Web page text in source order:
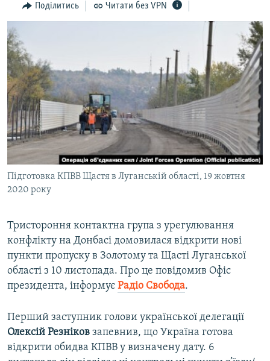
пошукуІНТЕРВ'Ю
ВСЕ ЗА ДЕНЬ
СПЕЦПРОЕКТИ
ДЕПОРТАЦІЯ
ВІДЕОУРОКИ «ELIFBE»
СВІДЧЕННЯ ОКУПАЦІЇ
УКРАЇНСЬКА ПРОБЛЕМА КРИМУ
ІНФОГРАФІКА
ЯК ОБІЙТИ БЛОКУВАННЯ
Русский
Qırımtatar
ДОЛУЧАЙСЯ!
Поділитись Читати без VPN
Підготовка КПВВ Щастя в Луганській області, 19 жовтня
2020 року
Тристороння контактна група з урегулювання
конфлікту на Донбасі домовилася відкрити нові
пункти пропуску в Золотому та Щасті Луганської
області з 10 листопада. Про це повідомив Офіс
президента, інформує Радіо Свобода.
Перший заступник голови української делегації
Олексій Резніков запевнив, що Україна готова
відкрити обидва КПВВ у визначену дату. 6